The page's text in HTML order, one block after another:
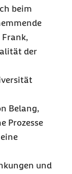
beim
Frank,
der
Belang,
Prozesse
und